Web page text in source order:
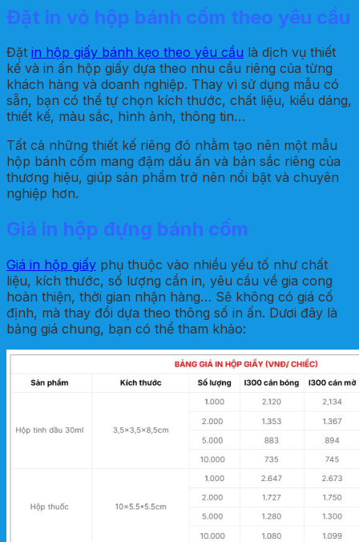
Đặt in vỏ hộp bánh cốm theo yêu cầu
Đặt in hộp giấy bánh kẹo theo yêu cầu là dịch vụ thiết
kế và in ấn hộp giấy dựa theo nhu cầu riêng của từng
khách hàng và doanh nghiệp. Thay vì sử dụng mẫu có
sẵn, bạn có thể tự chọn kích thước, chất liệu, kiểu dáng,
thiết kế, màu sắc, hình ảnh, thông tin…
Tất cả những thiết kế riêng đó nhằm tạo nên một mẫu
hộp bánh cốm mang đậm dấu ấn và bản sắc riêng của
thương hiệu, giúp sản phẩm trở nên nổi bật và chuyên
nghiệp hơn.
Giá in hộp đựng bánh cốm
Giá in hộp giấy phụ thuộc vào nhiều yếu tố như chất
liệu, kích thước, số lượng cần in, yêu cầu về gia cong
hoàn thiện, thời gian nhận hàng… Sẽ không có giá cố
định, mà thay đổi dựa theo thông số in ấn. Dươi đây là
bảng giá chung, bạn có thể tham khảo: